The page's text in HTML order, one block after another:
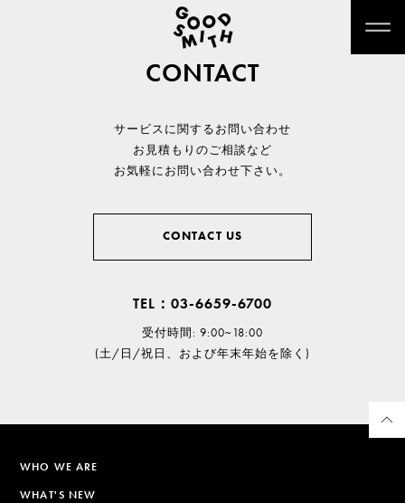
CONTACT
サービスに関するお問い合わせ
お見積もりのご相談など
お気軽にお問い合わせ下さい。
CONTACT US
TEL：03-6659-6700
受付時間: 9:00~18:00
(土/日/祝日、および年末年始を除く)
WHO WE ARE
WHAT'S NEW